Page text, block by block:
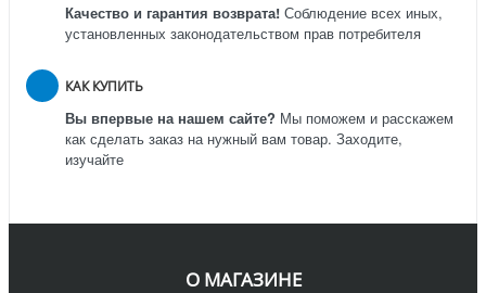
Качество и гарантия возврата! Соблюдение всех иных,
установленных законодательством прав потребителя
КАК КУПИТЬ
Вы впервые на нашем сайте? Мы поможем и расскажем
как сделать заказ на нужный вам товар. Заходите,
изучайте
О МАГАЗИНЕ